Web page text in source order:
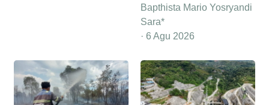
Bapthista Mario Yosryandi
Sara*
6 Agu 2026